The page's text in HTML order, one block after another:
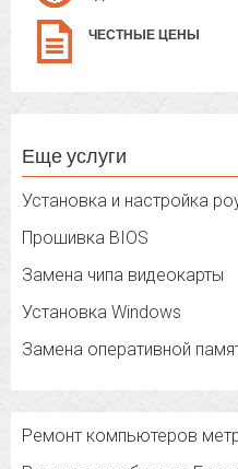
ЧЕСТНЫЕ ЦЕНЫ
Еще услуги
Установка и настройка
Прошивка BIOS
Замена чипа видеокарты
Установка Windows
Замена оперативной
Ремонт компьютеров